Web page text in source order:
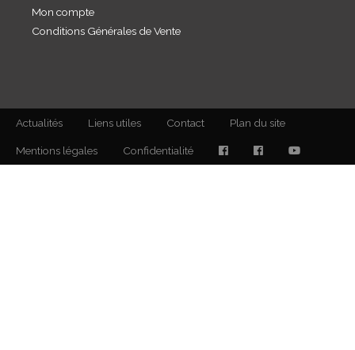
Mon compte
Conditions Générales de Vente
Actualités Liens utiles Contact Plan du site
Mentions légales Confidentialité